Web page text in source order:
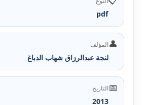
pdf
👤المؤلف
لنجة عبدالرزاق شهاب الدباغ
📅التاريخ
2013